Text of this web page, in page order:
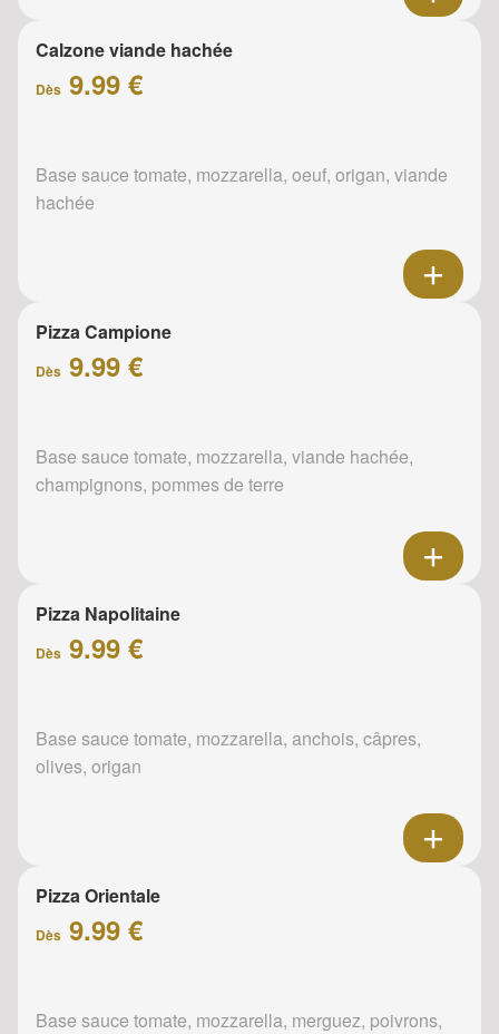
Calzone viande hachée
Dès 9.99 €
Base sauce tomate, mozzarella, oeuf, origan, viande
hachée
Pizza Campione
Dès 9.99 €
Base sauce tomate, mozzarella, viande hachée,
champignons, pommes de terre
Pizza Napolitaine
Dès 9.99 €
Base sauce tomate, mozzarella, anchois, câpres,
olives, origan
Pizza Orientale
Dès 9.99 €
Base sauce tomate, mozzarella, merguez, poivrons,